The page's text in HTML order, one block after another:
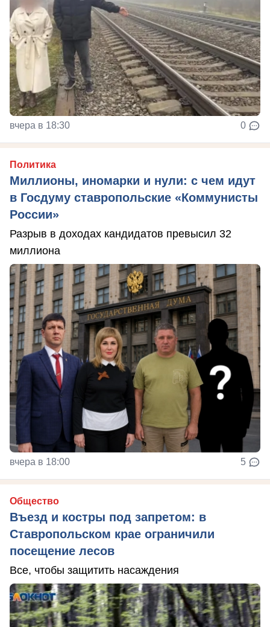
вчера в 18:30 0
Политика
Миллионы, иномарки и нули: с чем идут
в Госдуму ставропольские «Коммунисты
России»
Разрыв в доходах кандидатов превысил 32
миллиона
вчера в 18:00 5
Общество
Въезд и костры под запретом: в
Ставропольском крае ограничили
посещение лесов
Все, чтобы защитить насаждения